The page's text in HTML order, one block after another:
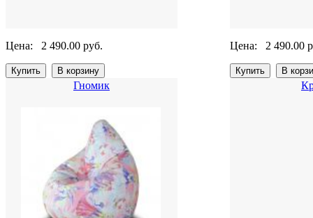
Цена: 2 490.00 руб. Цена: 2 490.00
Гномик